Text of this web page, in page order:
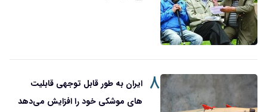
۸ ایران به طور قابل توجهی قابلیت
های موشکی خود را افزایش می‌دهد